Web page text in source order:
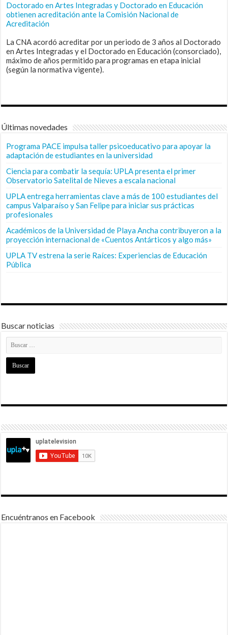
Doctorado en Artes Integradas y Doctorado en Educación
obtienen acreditación ante la Comisión Nacional de
Acreditación
La CNA acordó acreditar por un periodo de 3 años al Doctorado
en Artes Integradas y el Doctorado en Educación (consorciado),
máximo de años permitido para programas en etapa inicial
(según la normativa vigente).
Últimas novedades
Programa PACE impulsa taller psicoeducativo para apoyar la
adaptación de estudiantes en la universidad
Ciencia para combatir la sequía: UPLA presenta el primer
Observatorio Satelital de Nieves a escala nacional
UPLA entrega herramientas clave a más de 100 estudiantes del
campus Valparaíso y San Felipe para iniciar sus prácticas
profesionales
Académicos de la Universidad de Playa Ancha contribuyeron a la
proyección internacional de «Cuentos Antárticos y algo más»
UPLA TV estrena la serie Raíces: Experiencias de Educación
Pública
Buscar noticias
Encuéntranos en Facebook